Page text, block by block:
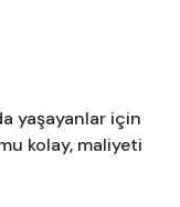
yaşayanlar için
kolay, maliyeti